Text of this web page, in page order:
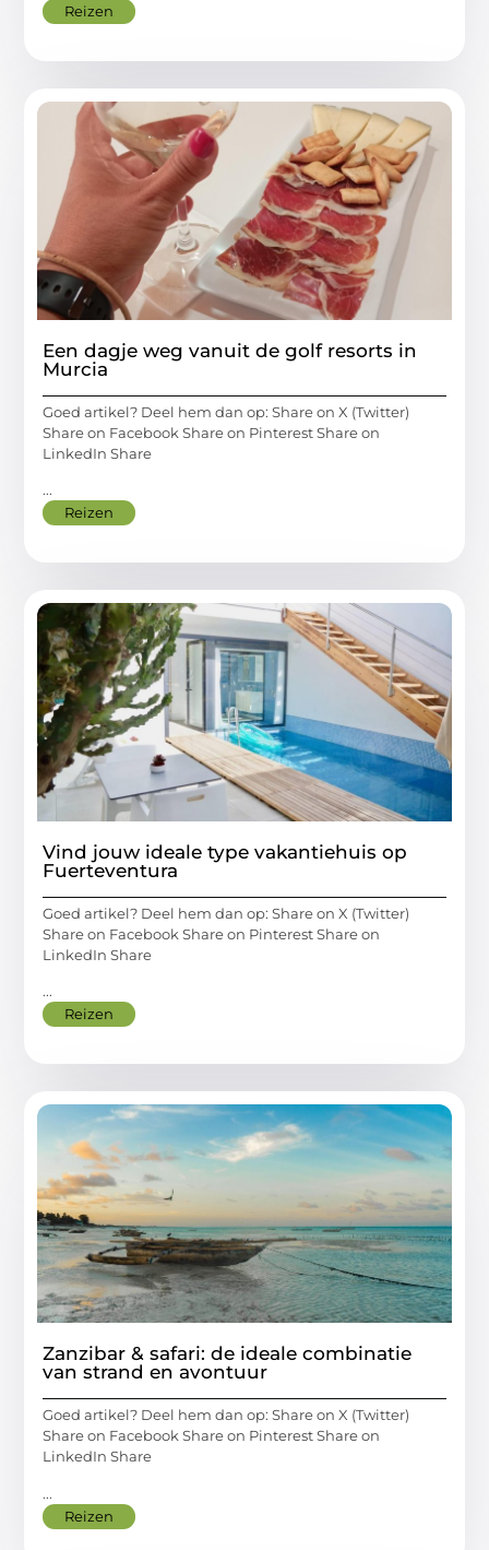
Reizen
Een dagje weg vanuit de golf resorts in
Murcia
Goed artikel? Deel hem dan op: Share on X (Twitter)
Share on Facebook Share on Pinterest Share on
LinkedIn Share
...
Reizen
Vind jouw ideale type vakantiehuis op
Fuerteventura
Goed artikel? Deel hem dan op: Share on X (Twitter)
Share on Facebook Share on Pinterest Share on
LinkedIn Share
...
Reizen
Zanzibar & safari: de ideale combinatie
van strand en avontuur
Goed artikel? Deel hem dan op: Share on X (Twitter)
Share on Facebook Share on Pinterest Share on
LinkedIn Share
...
Reizen